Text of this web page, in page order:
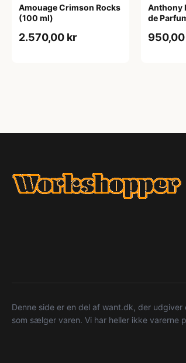
Amouage Crimson Rocks
(100 ml)
2.570,00 kr
Anthony
de
Denne side er en del af want.dk, der
som sælger varen. Vi har heller ikke varerne